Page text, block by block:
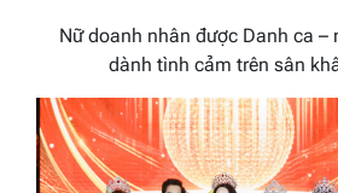
Nữ doanh nhân được Danh ca –
dành tình cảm trên sân